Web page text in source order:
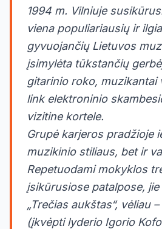
1994 m. Vilniuje
viena populiariausių ir
gyvuojančių Lietuvos
įsimylėta tūkstančių
gitarinio roko, muzikantai
link elektroninio
vizitine kortele.
Grupė karjeros pradžioje
muzikinio stiliaus, bet ir
Repetuodami mokyklos
įsikūrusiose patalpose,
„Trečias aukštas“, vėliau
(įkvėpti lyderio Igorio